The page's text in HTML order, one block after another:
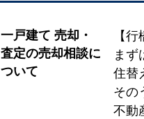
一戸建て 売却・
査定の売却相談に
ついて
【
ま
住替
その
不動